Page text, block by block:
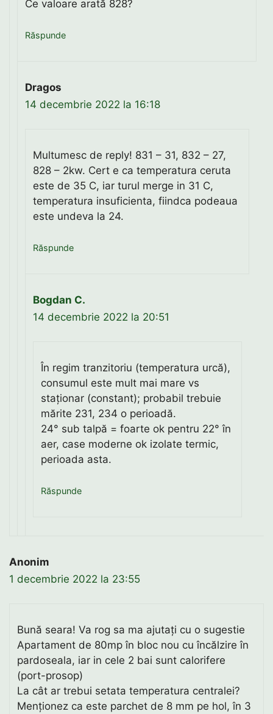
Ce valoare arată 828?
Răspunde
Dragos
14 decembrie 2022 la 16:18
Multumesc de reply! 831 – 31, 832 – 27,
828 – 2kw. Cert e ca temperatura ceruta
este de 35 C, iar turul merge in 31 C,
temperatura insuficienta, fiindca podeaua
este undeva la 24.
Răspunde
Bogdan C.
14 decembrie 2022 la 20:51
În regim tranzitoriu (temperatura urcă),
consumul este mult mai mare vs
staționar (constant); probabil trebuie
mărite 231, 234 o perioadă.
24° sub talpă = foarte ok pentru 22° în
aer, case moderne ok izolate termic,
perioada asta.
Răspunde
Anonim
1 decembrie 2022 la 23:55
Bună seara! Va rog sa ma ajutați cu o sugestie
Apartament de 80mp în bloc nou cu încălzire în
pardoseala, iar in cele 2 bai sunt calorifere
(port-prosop)
La cât ar trebui setata temperatura centralei?
Menționez ca este parchet de 8 mm pe hol, în 3